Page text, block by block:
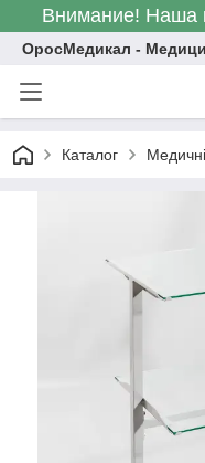
Внимание! Наша
ОросМедикал -
Каталог